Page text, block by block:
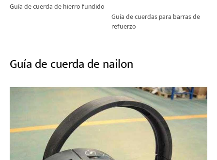
Guía de cuerda de hierro fundido
Guía de cuerdas para barras de
refuerzo
Guía de cuerda de nailon